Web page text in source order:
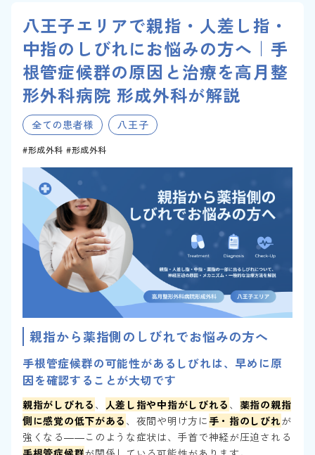
八王子エリアで親指・人差し指・
中指のしびれにお悩みの方へ｜手
根管症候群の原因と治療を高月整
形外科病院 形成外科が解説
全ての患者様 八王子
形成外科 形成外科
親指から薬指側のしびれでお悩みの方へ
手根管症候群の可能性があるしびれは、早めに原
因を確認することが大切です
親指がしびれる 、 人差し指や中指がしびれる 、 薬指の親指
側に感覚の低下がある 、夜間や明け方に 手・指のしびれが
強くなる――このような症状は、手首で神経が圧迫される